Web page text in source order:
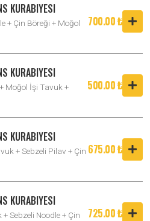
KURABIYESI
+ Çin Böreği + Moğol
700.00 ₺
KURABIYESI
Moğol İşi Tavuk +
500.00 ₺
KURABIYESI
+ Sebzeli Pilav + Çin 675.00 ₺
KURABIYESI
Sebzeli Noodle + Çin
725.00 ₺